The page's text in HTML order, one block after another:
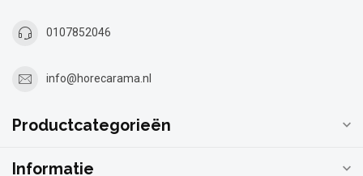
0107852046
info@horecarama.nl
Productcategorieën
Informatie